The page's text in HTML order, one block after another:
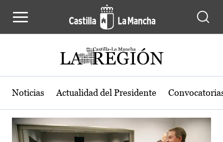
Actualidad de la región de Castilla-
Noticias Actualidad del Presidente